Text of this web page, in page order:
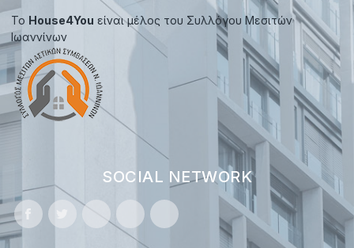
Το House4You είναι μέλος του Συλλόγου Μεσιτών
Ιωαννίνων
SOCIAL NETWORK